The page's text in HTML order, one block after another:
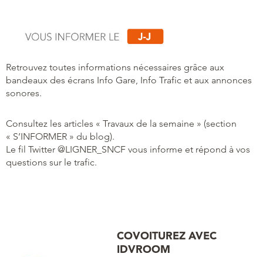
Retrouvez toutes informations nécessaires grâce aux
bandeaux des écrans Info Gare, Info Trafic et aux annonces
sonores.
Consultez les articles « Travaux de la semaine » (section
« S’INFORMER » du blog).
Le fil Twitter @LIGNER_SNCF vous informe et répond à vos
questions sur le trafic.
COVOITUREZ AVEC
IDVROOM